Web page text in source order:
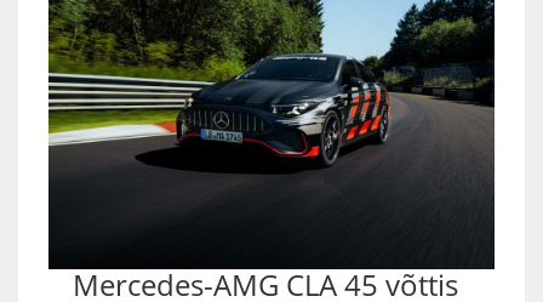
Mercedes-AMG CLA 45 võttis